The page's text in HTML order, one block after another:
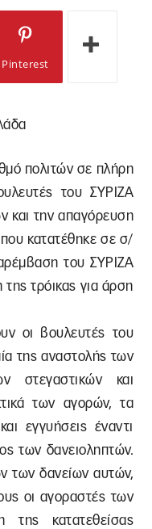
Pinterest
πολιτών σε πλήρη
του ΣΥΡΙΖΑ
και την απαγόρευση
κατατέθηκε σε σ/
του ΣΥΡΙΖΑ
τρόικας για άρση
οι βουλευτές του
της αναστολής των
στεγαστικών και
των αγορών, τα
εγγυήσεις έναντι
των δανειοληπτών.
των δανείων αυτών,
οι αγοραστές των
της κατατεθείσας